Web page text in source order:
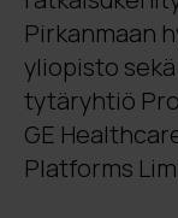
Pirkanmaan
yliopisto
tytäryhtiö
GE
Platforms